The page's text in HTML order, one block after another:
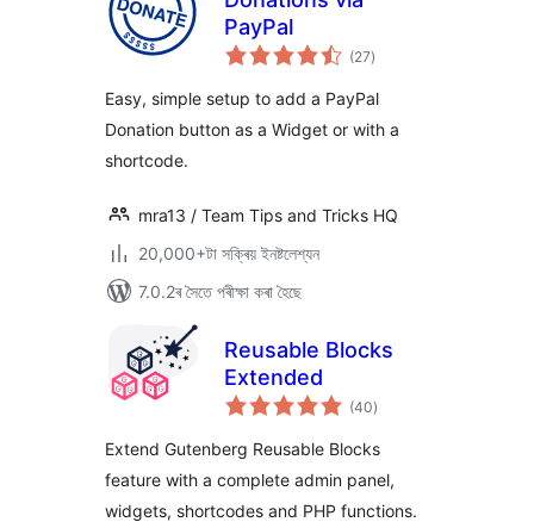
PayPal
(27টা
মুঠ)
Easy, simple setup to add a PayPal
Donation button as a Widget or with a
shortcode.
mra13 / Team Tips and Tricks HQ
20,000+টা সক্ৰিয় ইনষ্টলেশ্যন
7.0.2ৰ সৈতে পৰীক্ষা কৰা হৈছে
Reusable Blocks
Extended
(40টা
মুঠ)
Extend Gutenberg Reusable Blocks
feature with a complete admin panel,
widgets, shortcodes and PHP functions.